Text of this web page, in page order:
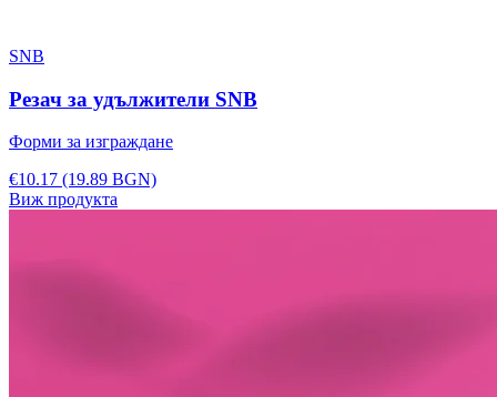
SNB
Резач за удължители SNB
Форми за изграждане
€10.17 (19.89 BGN)
Виж продукта